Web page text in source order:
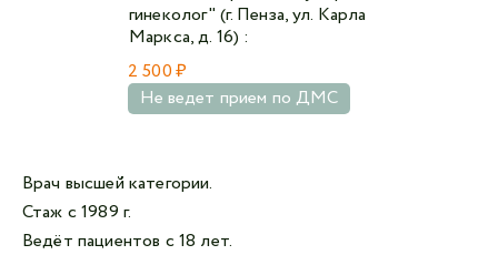
гинеколог" (г. Пенза, ул. Карла
Маркса, д. 16) :
2 500 ₽
Не ведет прием по ДМС
Врач высшей категории.
Стаж с 1989 г.
Ведёт пациентов с 18 лет.
Отправляя данную форму,
обработку персональных данных СМК «Медгард»